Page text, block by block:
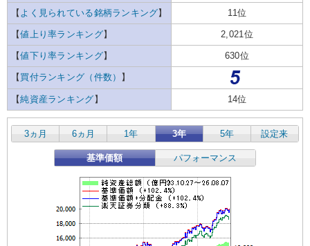
【 よく見られている銘柄ランキング】 11位
【値上り率ランキング】 2,021位
【値下り率ランキング】 630位
【 買付ランキング（件数） 】
【純資産ランキング 】 14位
3ヵ月 6ヵ月 1年 3年 5年 設定来
基準価額 パフォーマンス